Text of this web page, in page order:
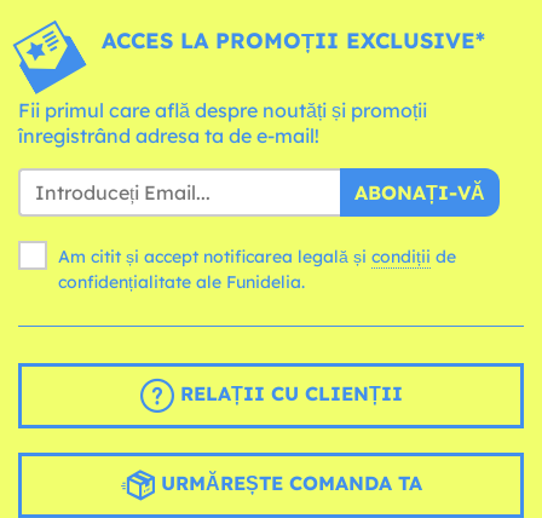
ACCES LA PROMOȚII EXCLUSIVE*
Fii primul care află despre noutăți și promoții
înregistrând adresa ta de e-mail!
ABONAȚI-VĂ
Am citit și accept notificarea legală și condiții
confidențialitate ale Funidelia.
RELAȚII CU CLIENȚII
URMĂREȘTE COMANDA TA